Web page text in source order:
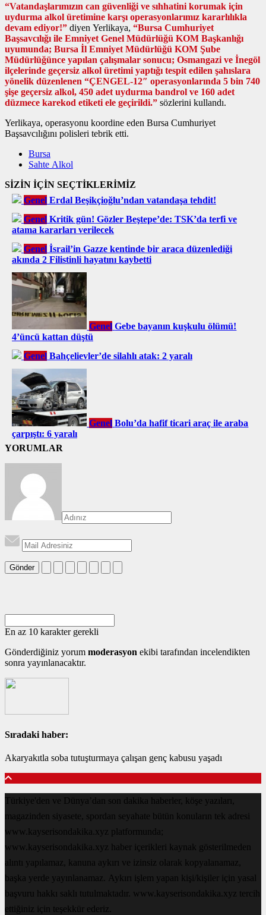
“Vatandaşlarımızın can güvenliği ve sıhhatini korumak için
uydurma alkol üretimine karşı operasyonlarımız kararlılıkla
devam ediyor!” diyen Yerlikaya, “Bursa Cumhuriyet
Başsavcılığı ile Emniyet Genel Müdürlüğü KOM Başkanlığı
uyumunda; Bursa İl Emniyet Müdürlüğü KOM Şube
Müdürlüğünce yapılan çalışmalar sonucu; Osmangazi ve İnegöl
ilçelerinde geçersiz alkol üretimi yaptığı tespit edilen şahıslara
yönelik düzenlenen “ÇENGEL-12″ operasyonlarında 5 bin 740
şişe geçersiz alkol, 450 adet uydurma bandrol ve 160 adet
düzmece karekod etiketi ele geçirildi.” sözlerini kullandı.
Yerlikaya, operasyonu koordine eden Bursa Cumhuriyet
Başsavcılığını polisleri tebrik etti.
Bursa
Sahte Alkol
SİZİN İÇİN SEÇTİKLERİMİZ
Genel Erdal Beşikçioğlu’ndan vatandaşa tehdit!
Genel Kritik gün! Gözler Beştepe’de: TSK’da terfi ve
atama kararları verilecek
Genel İsrail’in Gazze kentinde bir araca düzenlediği
akında 2 Filistinli hayatını kaybetti
Genel Gebe bayanın kuşkulu ölümü!
4’üncü kattan düştü
Genel Bahçelievler’de silahlı atak: 2 yaralı
Genel Bolu’da hafif ticari araç ile araba
çarpıştı: 6 yaralı
YORUMLAR
Gönder
En az 10 karakter gerekli
Gönderdiğiniz yorum moderasyon ekibi tarafından incelendikten
sonra yayınlanacaktır.
Sıradaki haber:
Akaryakıtla soba tutuşturmaya çalışan genç kabusu yaşadı
Türkiye'den ve Dünya’dan son dakika haberler, köşe yazıları,
magazinden siyasete, spordan seyahate bütün konuların tek adresi
www.kayserisondakika.xyz platformunda;
www.kayserisondakika.xyz haber içerikleri kaynak gösterilmeden
alıntı yapılamaz, kanuna aykırı ve izinsiz olarak kopyalanamaz,
başka yerde yayınlanamaz. Aykırı işlem yapan kişi/kişiler için yasal
başvuru hakkı saklı tutulmaktadır. www.kayserisondakika.xyz tercih
ettiğiniz için teşekkür ederiz.